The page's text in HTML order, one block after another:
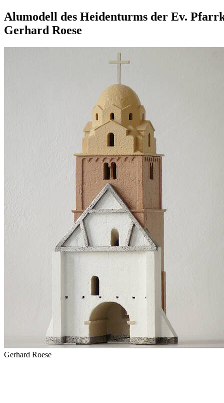
Alumodell des Heidenturms der Ev.
Gerhard Roese
Gerhard Roese